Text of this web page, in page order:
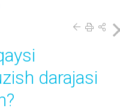
darajasi